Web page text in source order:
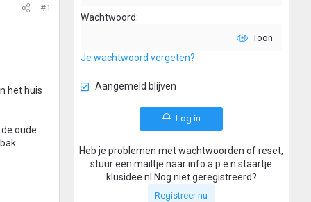
#1
het huis
oude
Wachtwoord
Toon
Je wachtwoord vergeten?
Aangemeld blijven
Log in
Heb je problemen met wachtwoorden of reset,
stuur een mailtje naar info a p e n staartje
klusidee nl Nog niet geregistreerd?
Registreer nu